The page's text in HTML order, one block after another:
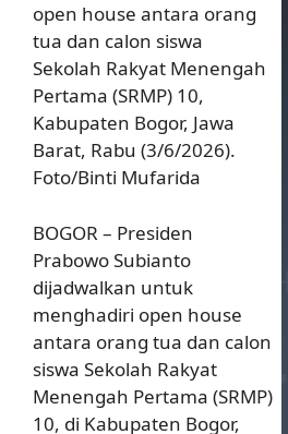
open house antara orang
tua dan calon siswa
Sekolah Rakyat Menengah
Pertama (SRMP) 10,
Kabupaten Bogor, Jawa
Barat, Rabu (3/6/2026).
Foto/Binti Mufarida
BOGOR – Presiden
Prabowo Subianto
dijadwalkan untuk
menghadiri open house
antara orang tua dan calon
siswa Sekolah Rakyat
Menengah Pertama (SRMP)
10, di Kabupaten Bogor,